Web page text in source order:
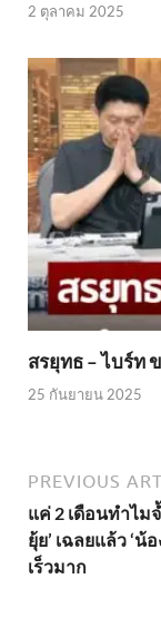
2 ตุลาคม 2025
สรยุทธ – ไบร์ท
25 กันยายน 2025
PREVIOUS
แค่ 2 เดือนทำไม
ยุ้ย’ เฉลยแล้ว ‘น้
เร็วมาก